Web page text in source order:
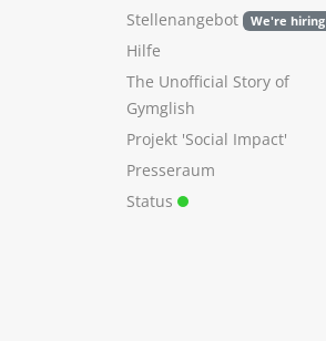
Stellenangebot
We're hiring
Hilfe
The Unofficial Story of
Gymglish
Projekt 'Social Impact'
Presseraum
Status